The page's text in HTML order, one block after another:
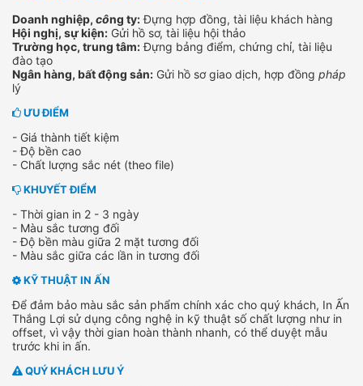
Doanh nghiệp, công ty:Đựng hợp đồng, tài liệu khách hàng
Hội nghị, sự kiện: Gửi hồ sơ, tài liệu hội thảo
Trường học, trung tâm:Đựng bảng điểm, chứng chỉ, tài liệu
đào tạo
Ngân hàng, bất động sản: Gửi hồ sơ giao dịch, hợp đồng pháp
lý
ƯU ĐIỂM
- Giá thành tiết kiệm
- Độ bền cao
- Chất lượng sắc nét (theo file)
KHUYẾT ĐIỂM
- Thời gian in 2 - 3 ngày
- Màu sắc tương đối
- Độ bền màu giữa 2 mặt tương đối
- Màu sắc giữa các lần in tương đối
KỸ THUẬT IN ẤN
Để đảm bảo màu sắc sản phẩm chính xác cho quý khách, In Ấn
Thắng Lợi sử dụng công nghệ in kỹ thuật số chất lượng như in
offset, vì vậy thời gian hoàn thành nhanh, có thể duyệt mẫu
trước khi in ấn.
QUÝ KHÁCH LƯU Ý